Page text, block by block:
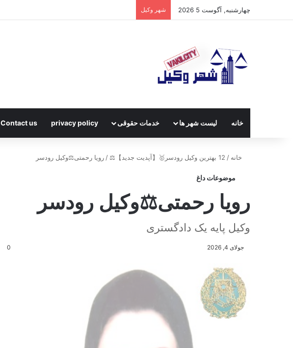
چهارشنبه, آگوست 5 2026 شهر وکیل
خانه لیست شهر ها خدمات حقوقی privacy policy
Contact us
خانه / 12 بهترین وکیل رودسر🥇【آپدیت جدید】⚖️ / رویا رحمتی⚖️وکیل رودسر
موضوعات داغ
رویا رحمتی⚖️وکیل رودسر
وکیل پایه یک دادگستری
جولای 4, 2026 0